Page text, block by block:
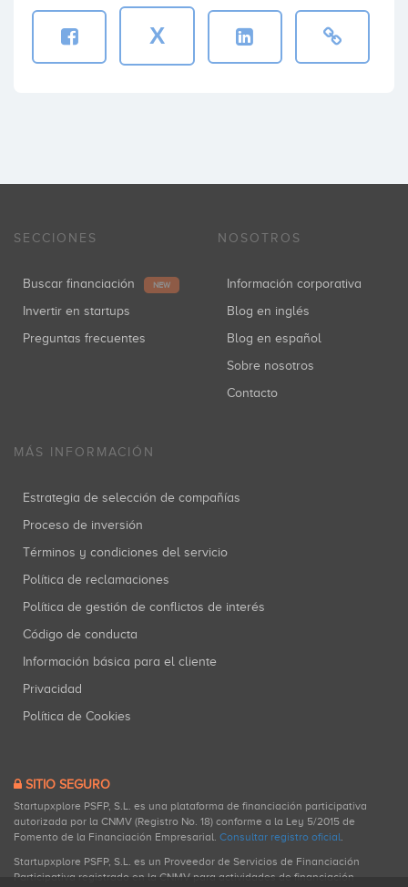
X
SECCIONES
Buscar financiación NEW
Invertir en startups
Preguntas frecuentes
NOSOTROS
Información corporativa
Blog en inglés
Blog en español
Sobre nosotros
Contacto
MÁS INFORMACIÓN
Estrategia de selección de compañías
Proceso de inversión
Términos y condiciones del servicio
Política de reclamaciones
Política de gestión de conflictos de interés
Código de conducta
Información básica para el cliente
Privacidad
Política de Cookies
SITIO SEGURO
Startupxplore PSFP, S.L. es una plataforma de financiación participativa
autorizada por la CNMV (Registro No. 18) conforme a la Ley 5/2015 de
Fomento de la Financiación Empresarial. Consultar registro oficial.
Startupxplore PSFP, S.L. es un Proveedor de Servicios de Financiación
Participativa registrado en la CNMV para actividades de financiación